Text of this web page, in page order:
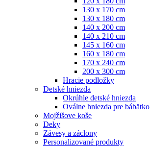
130 x 170 cm
130 x 180 cm
140 x 200 cm
140 x 210 cm
145 x 160 cm
160 x 180 cm
170 x 240 cm
200 x 300 cm
Hracie podložky
Detské hniezda
Okrúhle detské hniezda
Oválne hniezda pre bábätko
Mojžišove koše
Deky
Závesy a záclony
Personalizované produkty